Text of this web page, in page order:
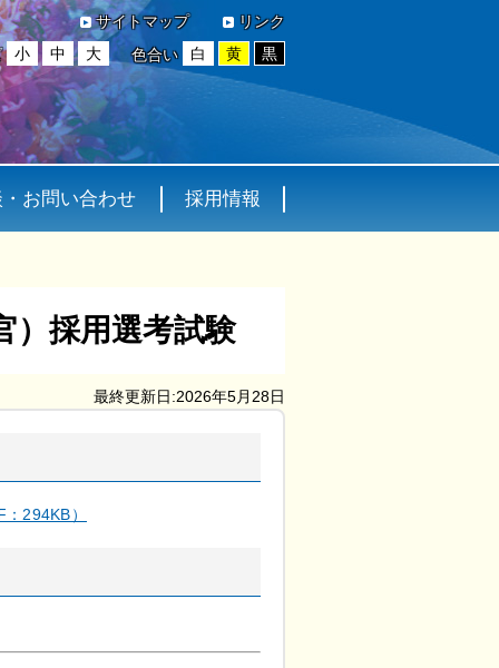
サイトマップ
リンク
小 中 大 色合い 白 黄 黒
お問い合わせ 採用情報
）採用選考試験
最終更新日:2026年5月28日
294KB）